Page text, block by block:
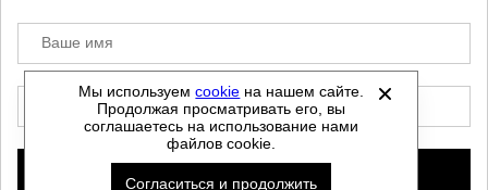
©2012-2026 - Sellgroup.ru - все права
защищены.
Данный сайт не является интернет магазином и
не является публичной офертой.
Политика обработки персональных данных
Мы используемcookie на нашем сайте.
Продолжая просматривать его, вы
соглашаетесь на использование нами
файлов cookie.
Согласиться и продолжить
Ваше имя